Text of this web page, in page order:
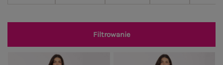
Filtrowanie